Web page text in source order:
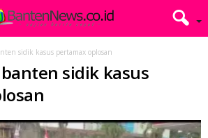
sidik kasus pertamax oplosan
sidik kasus